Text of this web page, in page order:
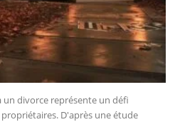
divorce représente un défi
D'après une étude